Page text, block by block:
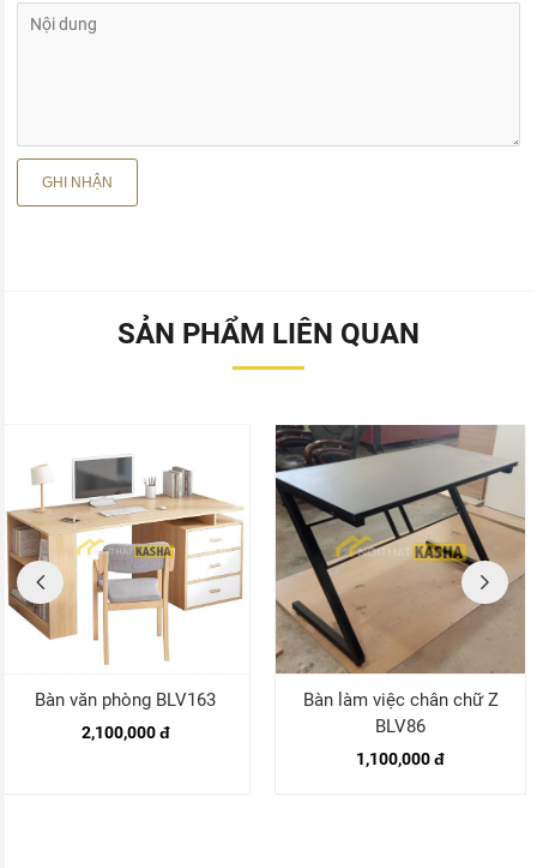
SẢN PHẨM LIÊN QUAN
Bàn văn phòng BLV163
2,100,000 đ
Bàn làm việc chân chữ Z
BLV86
1,100,000 đ